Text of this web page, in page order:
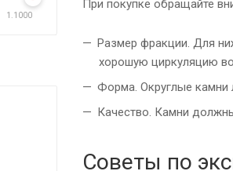
При покупке обращайте
Размер фракции. Для
хорошую циркуляцию
Форма. Округлые камни
Качество. Камни
Советы по
1.1000